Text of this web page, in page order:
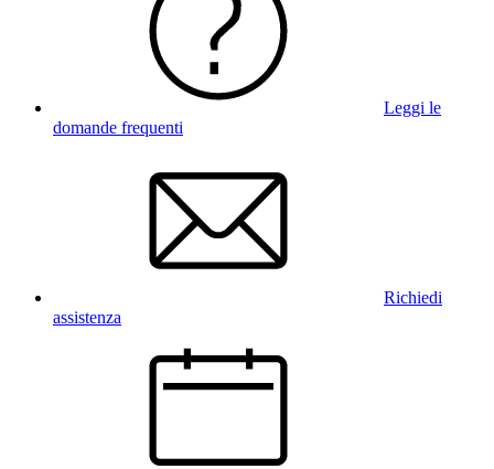
Leggi le
domande frequenti
Richiedi
assistenza